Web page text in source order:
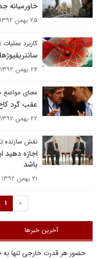
خاورمیانه
۲۵ بهمن ۱۳۹۲
کاربرد
۲۴ بهمن ۱۳۹۲
معنای
عقب گرد
۲۲ بهمن ۱۳۹۲
نقش سازنده
اجازه دهید
باشد
۲۱ بهمن ۱۳۹۲
«
1
آخرین خبرها
حضور هر قدرت خارجی تنها به